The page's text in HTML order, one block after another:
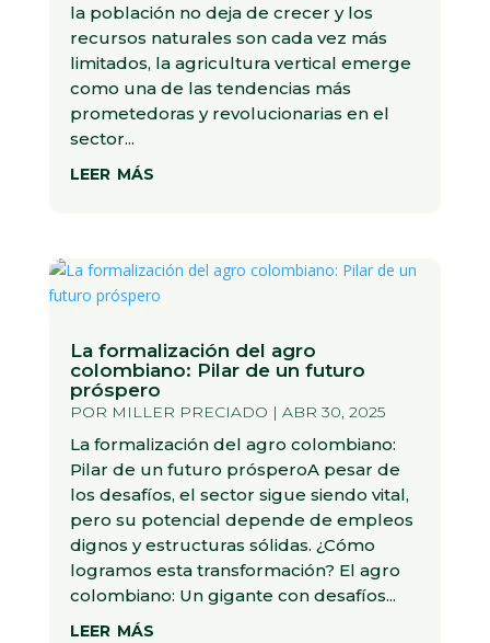
la población no deja de crecer y los
recursos naturales son cada vez más
limitados, la agricultura vertical emerge
como una de las tendencias más
prometedoras y revolucionarias en el
sector...
leer más
La formalización del agro
colombiano: Pilar de un futuro
próspero
POR MILLER PRECIADO | ABR 30, 2025
La formalización del agro colombiano:
Pilar de un futuro prósperoA pesar de
los desafíos, el sector sigue siendo vital,
pero su potencial depende de empleos
dignos y estructuras sólidas. ¿Cómo
logramos esta transformación? El agro
colombiano: Un gigante con desafíos...
leer más